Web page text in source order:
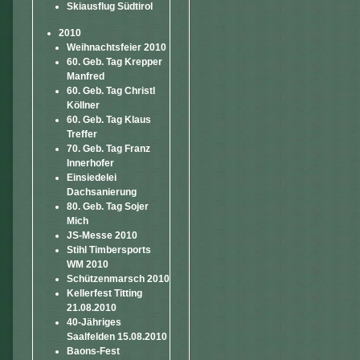
Skiausflug Südtirol
2010
Weihnachtsfeier 2010
60. Geb. Tag Krepper
Manfred
60. Geb. Tag Christl
Köllner
60. Geb. Tag Klaus
Treffer
70. Geb. Tag Franz
Innerhofer
Einsiedelei
Dachsanierung
80. Geb. Tag Sojer
Mich
JS-Messe 2010
Stihl Timbersports
WM 2010
Schützenmarsch 2010
Kellerfest Titting
21.08.2010
40-Jähriges
Saalfelden 15.08.2010
Baons-Fest